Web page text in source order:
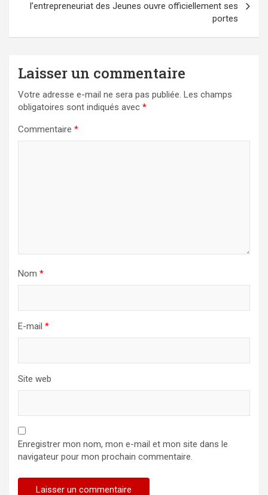
l’entrepreneuriat des Jeunes ouvre officiellement ses
portes
Laisser un commentaire
Votre adresse e-mail ne sera pas publiée. Les champs
obligatoires sont indiqués avec *
Commentaire *
Nom *
E-mail *
Site web
Enregistrer mon nom, mon e-mail et mon site dans le
navigateur pour mon prochain commentaire.